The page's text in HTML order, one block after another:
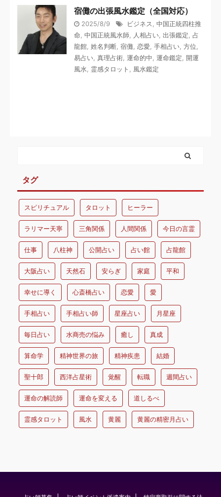
宿儺の出張風水鑑定（全国対応）
2025/8/9 ビジネス, 中国正統四柱推
命, 中国正統風水師, 人相占い, 出張鑑定, 占
龍館, 姓名判断, 宿儺, 恋愛, 手相占い, 方位,
易占い, 真理占術, 運命的中, 運命鑑定, 開運
風水, 霊感タロット , 風水鑑定
タグ
スピリチュアル タロット ヒーラー
ラリマー天寧 三角関係 人間関係 今日の言霊
仕事 八柱神 公開占い 占い館 占龍館
大阪占い 天然石 安らぎ 家庭 平和
幸せに導く 心斎橋占い 恋愛 愛
手相占い 手相占い師 星座占い 月星座
毎日占い 水商売の悩み 癒し 真成
算命学 精神世界の旅 精神疾患 結婚
聖十郎 西洋占星術 覚醒 転職 週間占い
運命の解読師 運命を変える 道しるべ
霊感タロット 風水 黄麗 黄麗の精密月占い